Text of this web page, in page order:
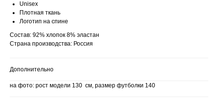
Unisex
Плотная ткань
Логотип на спине
Состав: 92% хлопок 8% эластан
Страна производства: Россия
Дополнительно
на фото: рост модели 130 см, размер футболки 140